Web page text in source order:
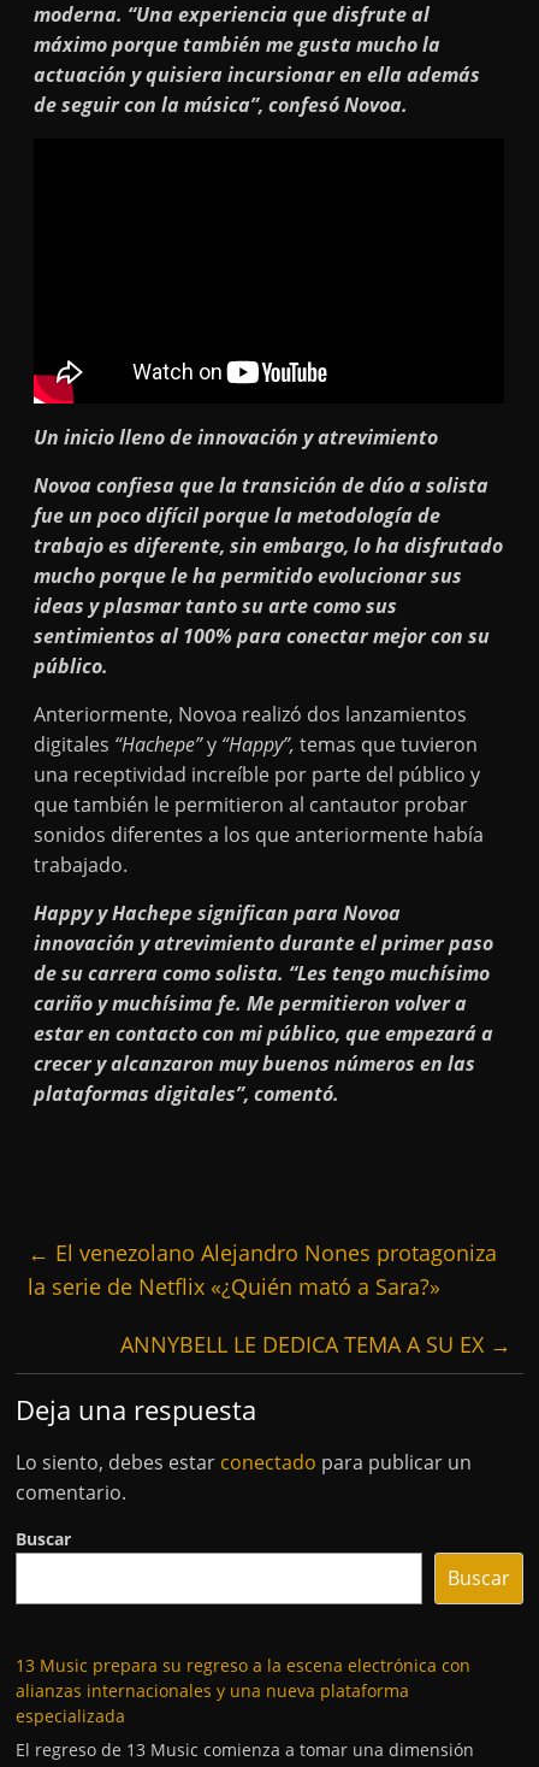
moderna. “Una experiencia que disfrute al
máximo porque también me gusta mucho la
actuación y quisiera incursionar en ella además
de seguir con la música”, confesó Novoa.
Un inicio lleno de innovación y atrevimiento
Novoa confiesa que la transición de dúo a solista
fue un poco difícil porque la metodología de
trabajo es diferente, sin embargo, lo ha disfrutado
mucho porque le ha permitido evolucionar sus
ideas y plasmar tanto su arte como sus
sentimientos al 100% para conectar mejor con su
público.
Anteriormente, Novoa realizó dos lanzamientos
digitales “Hachepe”y “Happy”, temas que tuvieron
una receptividad increíble por parte del público y
que también le permitieron al cantautor probar
sonidos diferentes a los que anteriormente había
trabajado.
Happy y Hachepe significan para Novoa
innovación y atrevimiento durante el primer paso
de su carrera como solista. “Les tengo muchísimo
cariño y muchísima fe. Me permitieron volver a
estar en contacto con mi público, que empezará a
crecer y alcanzaron muy buenos números en las
plataformas digitales”, comentó.
← El venezolano Alejandro Nones protagoniza
la serie de Netflix «¿Quién mató a Sara?»
ANNYBELL LE DEDICA TEMA A SU EX →
Deja una respuesta
Lo siento, debes estar conectado para publicar un
comentario.
Buscar
Buscar
13 Music prepara su regreso a la escena electrónica con
alianzas internacionales y una nueva plataforma
especializada
El regreso de 13 Music comienza a tomar una dimensión